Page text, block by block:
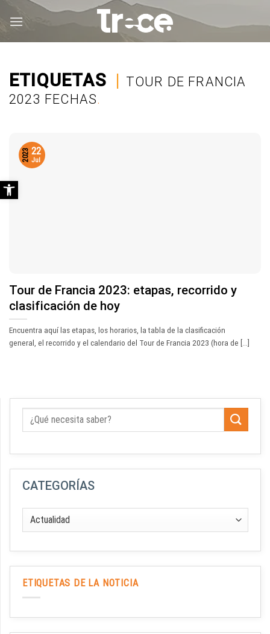
ETIQUETAS | TOUR DE FRANCIA
2023 FECHAS.
Tour de Francia 2023: etapas, recorrido y
clasificación de hoy
Encuentra aquí las etapas, los horarios, la tabla de la clasificación
general, el recorrido y el calendario del Tour de Francia 2023 (hora de [...]
22
Jul
2023
CATEGORÍAS
ETIQUETAS DE LA NOTICIA
Abrir barra de herramientas